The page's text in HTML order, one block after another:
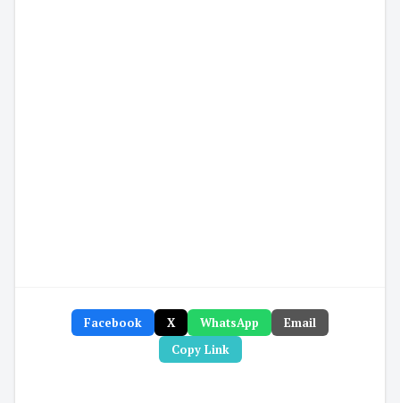
Facebook X WhatsApp
Email
Copy Link